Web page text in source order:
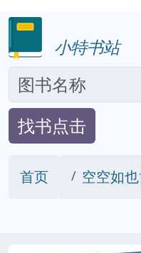
小特书站
找书点击
首页 空空如